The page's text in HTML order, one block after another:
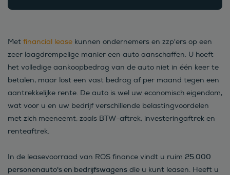
Met financial lease kunnen ondernemers en zzp'ers op een
zeer laagdrempelige manier een auto aanschaffen. U hoeft
het volledige aankoopbedrag van de auto niet in één keer te
betalen, maar lost een vast bedrag af per maand tegen een
aantrekkelijke rente. De auto is wel uw economisch eigendom,
wat voor u en uw bedrijf verschillende belastingvoordelen
met zich meeneemt, zoals BTW-aftrek, investeringaftrek en
renteaftrek.
In de leasevoorraad van ROS finance vindt u ruim 25.000
personenauto's en bedrijfswagens die u kunt leasen. Heeft u